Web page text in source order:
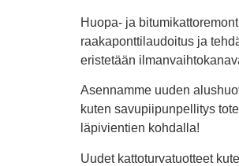
Huopa- ja
raakaponttilaudoitus ja
eristetään
Asennamme uuden
kuten savupiipunpellitys
läpivientien kohdalla!
Uudet kattoturvatuotteet